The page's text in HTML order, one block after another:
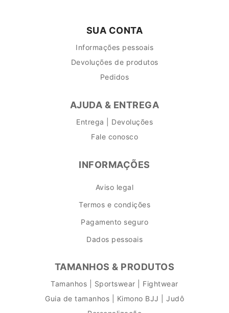
SUA CONTA
Informações pessoais
Devoluções de produtos
Pedidos
AJUDA & ENTREGA
Entrega | Devoluções
Fale conosco
INFORMAÇÕES
Aviso legal
Termos e condições
Pagamento seguro
Dados pessoais
TAMANHOS & PRODUTOS
Tamanhos | Sportswear | Fightwear
Guia de tamanhos | Kimono BJJ | Judô